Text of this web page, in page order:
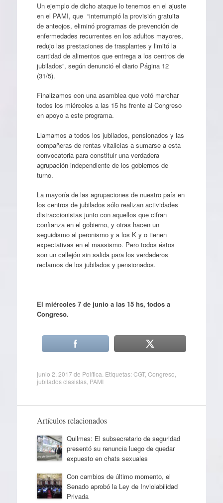
Un ejemplo de dicho ataque lo tenemos en el ajuste
en el PAMI, que “interrumpió la provisión gratuita
de anteojos, eliminó programas de prevención de
enfermedades recurrentes en los adultos mayores,
redujo las prestaciones de trasplantes y limitó la
cantidad de alimentos que entrega a los centros de
jubilados”, según denunció el diario Página 12
(31/5).
Finalizamos con una asamblea que votó marchar
todos los miércoles a las 15 hs frente al Congreso
en apoyo a este programa.
Llamamos a todos los jubilados, pensionados y las
compañeras de rentas vitalicias a sumarse a esta
convocatoria para constituir una verdadera
agrupación independiente de los gobiernos de
turno.
La mayoría de las agrupaciones de nuestro país en
los centros de jubilados sólo realizan actividades
distraccionistas junto con aquellos que cifran
confianza en el gobierno, y otras hacen un
seguidismo al peronismo y a los K y o tienen
expectativas en el massismo. Pero todos éstos
son un callejón sin salida para los verdaderos
reclamos de los jubilados y pensionados.
El miércoles 7 de junio a las 15 hs, todos a
Congreso.
junio 2, 2017 de Política . Etiquetas:CGT, Congreso
jubilados clasistas, PAMI
Artículos relacionados
Quilmes: El subsecretario de seguridad
presentó su renuncia luego de quedar
expuesto en chats sexuales
Con cambios de último momento, el
Senado aprobó la Ley de Inviolabilidad
Privada